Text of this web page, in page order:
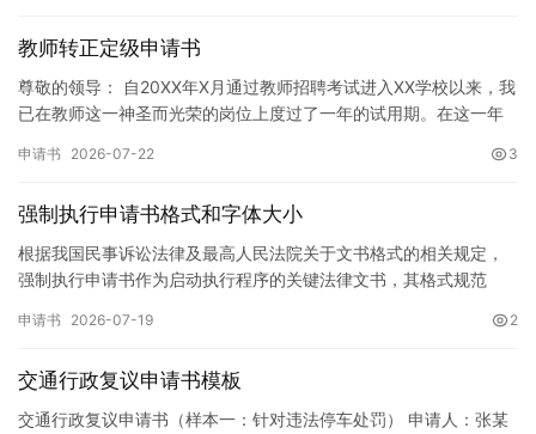
教师转正定级申请书
尊敬的领导： 自20XX年X月通过教师招聘考试进入XX学校以来，我
已在教师这一神圣而光荣的岗位上度过了一年的试用期。在这一年
申请书 2026-07-22 3
强制执行申请书格式和字体大小
根据我国民事诉讼法律及最高人民法院关于文书格式的相关规定，
强制执行申请书作为启动执行程序的关键法律文书，其格式规范
纸张与…
申请书 2026-07-19 2
交通行政复议申请书模板
交通行政复议申请书（样本一：针对违法停车处罚） 申请人：张某